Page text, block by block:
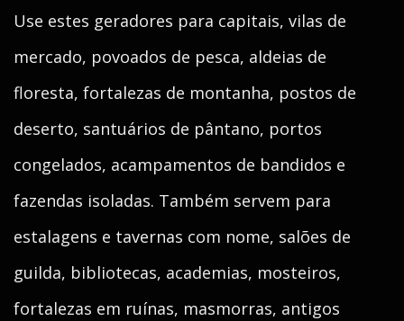
Use estes geradores para capitais, vilas de
mercado, povoados de pesca, aldeias de
floresta, fortalezas de montanha, postos de
deserto, santuários de pântano, portos
congelados, acampamentos de bandidos e
fazendas isoladas. Também servem para
estalagens e tavernas com nome, salões de
guilda, bibliotecas, academias, mosteiros,
fortalezas em ruínas, masmorras, antigos